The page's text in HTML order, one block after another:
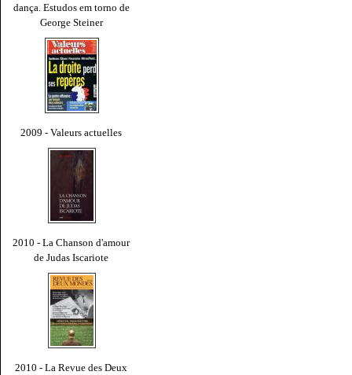
dança. Estudos em torno de
George Steiner
2009 - Valeurs actuelles
2010 - La Chanson d'amour
de Judas Iscariote
2010 - La Revue des Deux